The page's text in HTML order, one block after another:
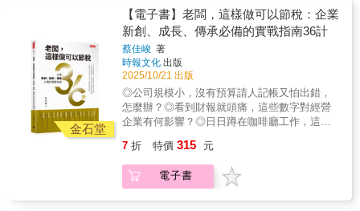
運用人頭帳戶進行租稅規避或逃漏稅，除了可
能觸犯《稅捐稽徵法》，以詐術或其他不正當
方法逃漏稅捐，處5年以下有期徒刑、拘役或併
科新台幣6萬元以下罰金外，還可能構成洗錢
罪。依利用人頭的方式不同，還可能另外涉及
違反《公司法》、《銀行法》、《刑法》等，
不可不留意。◆2026年稅務法規變動、修訂內
容最新免稅額、扣除額及課稅級距重複申報扶
養直系尊親屬認定原則網紅所得稅及營業稅課
般租金標準
出售。◆不當稅務規劃完全解析，教你聰明節
稅，利人利己！許多常見的稅務規劃，其實暗
藏風險。本書各以專門單元解說。例如，利用
人頭來分散薪資所得、分散股利所得或漏報收
入，國稅局已經運用電腦提供異常薪資所得查
核清單，對利用人頭列報薪資的公司商號全面
選案查核。而一般人的薪資所得水準不難判
斷，因為一個人的工作能力有限，不可能同時
以上超過5筆，有違常情。此外，許多人頭與公
年度申報所得極低或無應納稅額，若進一步查
核資金流程，多半可發現有資金回流的現象。
《洗錢防制法》新制自2017年6月28日施行後，
引導客戶購買公司力推的產品，來達到業績目
標嗎？保險公司開發的任何一項產品，都有適
用的族群與對象，找到你的目標客戶族群，以
需求分析為重要基礎，那就是金礦之所在！
年更是重要，畢竟此時影響的不只是自己一個
人，而是一個家庭。 議題二：從單身到退休的
完整藍圖 依照人生不同的階段，從單身族、頂
客族、有小孩的家庭，一直到中老年，逐步探
討保險規劃的重點，並提出實際建議，幫助您
更清楚地檢視，自己拿到的保險規劃內容是否
合理。 議題三：台灣投保人常犯的十大迷思 台
灣投保人十大迷思最重要的第一項，就是不了
的一環節，需要全方位考量。最根本有效的，
就是及早打造「可以應付各種風險，而且是多
項來源的資產製造器」。 議題四：保險經紀人
策略，甚至是與老闆個人息息相關的節稅策
略，直到最後一章探討如何因應國稅局查稅的
攻防…… 引領讀者們建立稅務管理的新思維，
解析當代企業節稅的核心理念。 從選擇組織型
態、管理固定資產、制訂股權投資與日常營運
開支的節稅策略， 全面涵蓋企業經營過程中可
能面臨的各種稅務挑戰，為中小企業主提供一
套完整且實用的節稅指南。
金石堂
【電子書】老闆，這樣做可以節稅：企業
新創、成長、傳承必備的實戰指南36計
蔡佳峻 著
時報文化 出版
2025/10/21 出版
◎公司規模小，沒有預算請人記帳又怕出錯，
怎麼辦？◎看到財報就頭痛，這些數字對經營
企業有何影響？◎日日蹲在咖啡廳工作，這種
略、釐清財務結構，如何聰明節稅，更是重中
之重！ 全書共分六大章節，從第一章為公司量
身打造的節稅策略，來到與「日常營運開
7 折 特價 315 元
電子書